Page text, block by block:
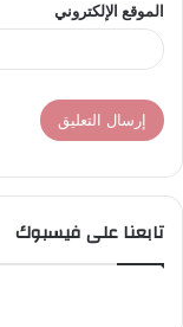
الموقع الإلكتروني
تابعنا على فيسبوك